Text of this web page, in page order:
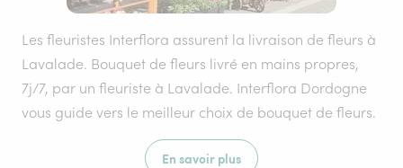
Les fleuristes Interflora assurent la livraison de fleurs à
Lavalade. Bouquet de fleurs livré en mains propres,
7j/7, par un fleuriste à Lavalade. Interflora Dordogne
vous guide vers le meilleur choix de bouquet de fleurs.
En savoir plus